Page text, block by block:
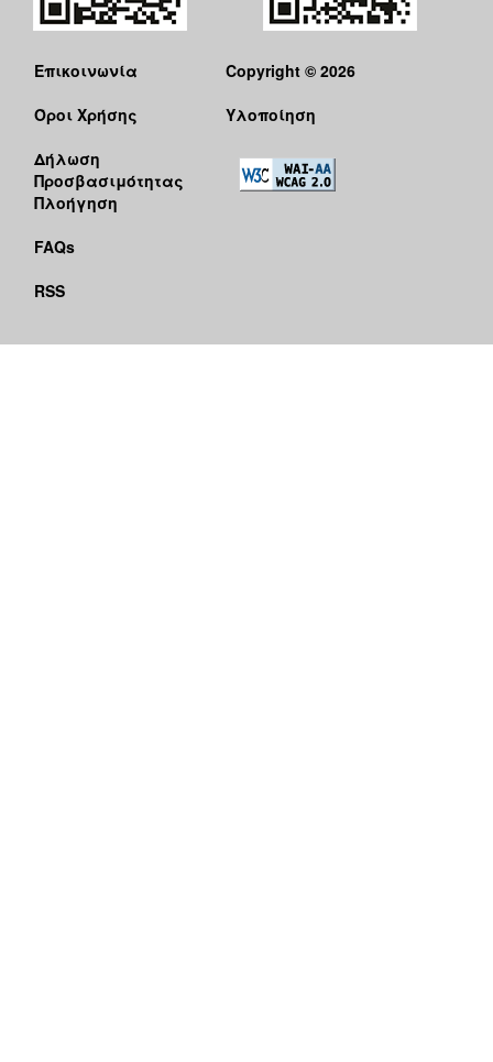
Επικοινωνία
Όροι Χρήσης
Δήλωση
Προσβασιμότητας
Πλοήγηση
FAQs
RSS
Copyright © 2026
Υλοποίηση